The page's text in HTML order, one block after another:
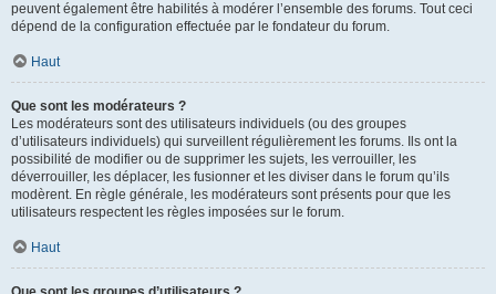
peuvent également être habilités à modérer l’ensemble des forums. Tout ceci
dépend de la configuration effectuée par le fondateur du forum.
Haut
Que sont les modérateurs ?
Les modérateurs sont des utilisateurs individuels (ou des groupes
d’utilisateurs individuels) qui surveillent régulièrement les forums. Ils ont la
possibilité de modifier ou de supprimer les sujets, les verrouiller, les
déverrouiller, les déplacer, les fusionner et les diviser dans le forum qu’ils
modèrent. En règle générale, les modérateurs sont présents pour que les
utilisateurs respectent les règles imposées sur le forum.
Haut